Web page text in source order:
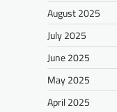
August 2025
July 2025
June 2025
May 2025
April 2025